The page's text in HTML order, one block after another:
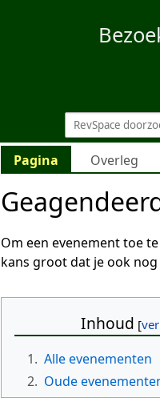
Pagina Overleg
Om een evenement toe
kans groot dat je ook
Inhoud
1. Alle evenementen
2. Oude